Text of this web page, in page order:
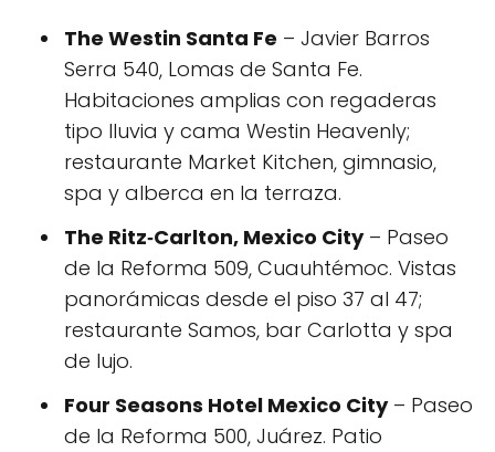
The Westin Santa Fe – Javier Barros
Serra 540, Lomas de Santa Fe.
Habitaciones amplias con regaderas
tipo lluvia y cama Westin Heavenly;
restaurante Market Kitchen, gimnasio,
spa y alberca en la terraza.
The Ritz‑Carlton, Mexico City– Paseo
de la Reforma 509, Cuauhtémoc. Vistas
panorámicas desde el piso 37 al 47;
restaurante Samos, bar Carlotta y spa
de lujo.
Four Seasons Hotel Mexico City– Paseo
de la Reforma 500, Juárez. Patio